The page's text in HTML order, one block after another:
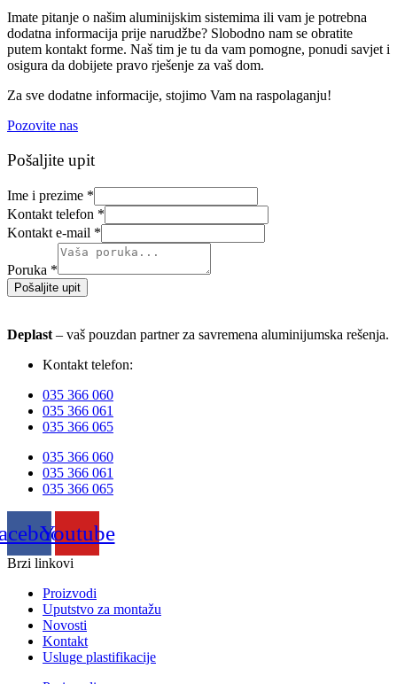
Imate pitanje o našim aluminijskim sistemima ili vam je potrebna
dodatna informacija prije narudžbe? Slobodno nam se obratite
putem kontakt forme. Naš tim je tu da vam pomogne, ponudi savjet i
osigura da dobijete pravo rješenje za vaš dom.
Za sve dodatne informacije, stojimo Vam na raspolaganju!
Pozovite nas
Pošaljite upit
Ime i prezime *
Kontakt telefon *
Kontakt e-mail *
Poruka *
Pošaljite upit
Deplast – vaš pouzdan partner za savremena aluminijumska rešenja.
Kontakt telefon:
035 366 060
035 366 061
035 366 065
035 366 060
035 366 061
035 366 065
Youtube
Brzi linkovi
Proizvodi
Uputstvo za montažu
Novosti
Kontakt
Usluge plastifikacije